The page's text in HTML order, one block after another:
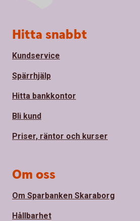
Sidfot
Hitta snabbt
Kundservice
Spärrhjälp
Hitta bankkontor
Bli kund
Priser, räntor och kurser
Om oss
Om Sparbanken Skaraborg
Hållbarhet